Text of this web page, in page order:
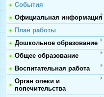
События
Официальная информация
План работы
Дошкольное образование
Общее образование
Воспитательная работа
Орган опеки и
попечительства